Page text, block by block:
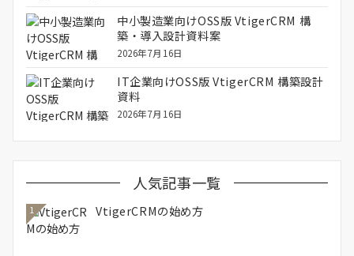
中小製造業向けOSS版 VtigerCRM 構
築・導入設計資料案
2026年7月16日
IT企業向けOSS版 VtigerCRM 構築設計
資料
2026年7月16日
人気記事一覧
1 VtigerCRMの始め方